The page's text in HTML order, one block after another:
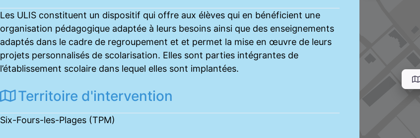
Les ULIS constituent un dispositif qui offre aux élèves qui en bénéficient une
organisation pédagogique adaptée à leurs besoins ainsi que des enseignements
adaptés dans le cadre de regroupement et et permet la mise en œuvre de leurs
projets personnalisés de scolarisation. Elles sont parties intégrantes de
l’établissement scolaire dans lequel elles sont implantées.
Territoire d'intervention
Six-Fours-les-Plages (TPM)